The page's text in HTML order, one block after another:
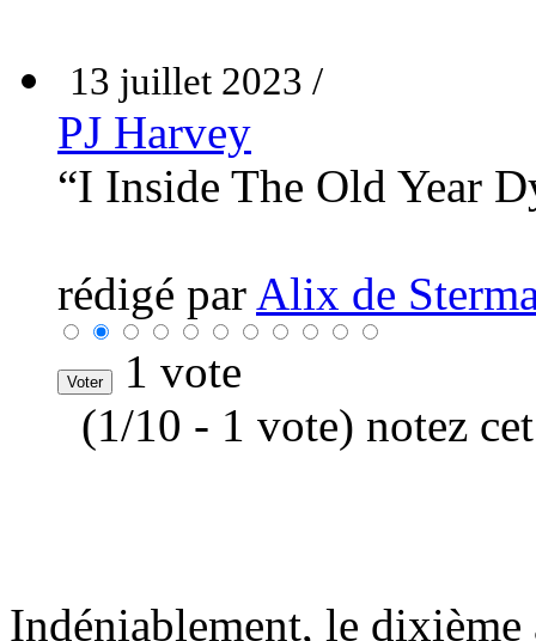
13 juillet 2023 /
PJ Harvey
“I Inside The Old Year
rédigé par Alix de
1 vote
(1/10 - 1 vote) notez
Indéniablement, le